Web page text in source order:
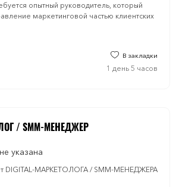
опытный руководитель, который
маркетинговой частью клиентских
В закладки
1 день 5 часов
/ SMM-МЕНЕДЖЕР
указана
DIGITAL-МАРКЕТОЛОГА / SMM-МЕНЕДЖЕРА